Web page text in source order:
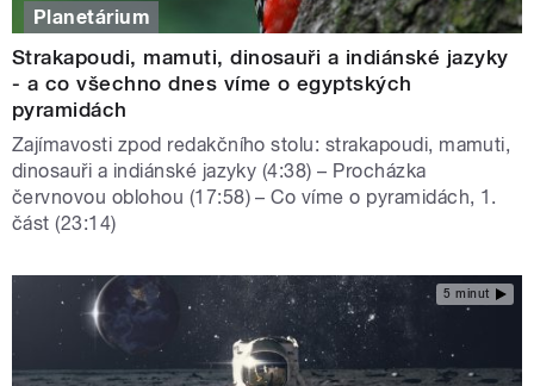
Planetárium
Strakapoudi, mamuti, dinosauři a indiánské jazyky
- a co všechno dnes víme o egyptských
pyramidách
Zajímavosti zpod redakčního stolu: strakapoudi, mamuti,
dinosauři a indiánské jazyky (4:38) – Procházka
červnovou oblohou (17:58) – Co víme o pyramidách, 1.
část (23:14)
5 minut